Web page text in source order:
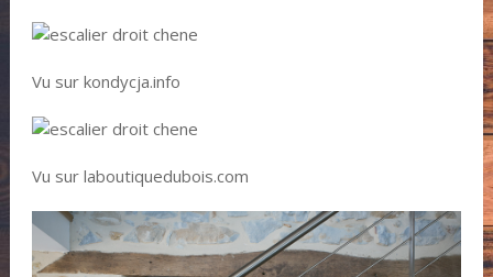
Vu sur kondycja.info
Vu sur laboutiquedubois.com